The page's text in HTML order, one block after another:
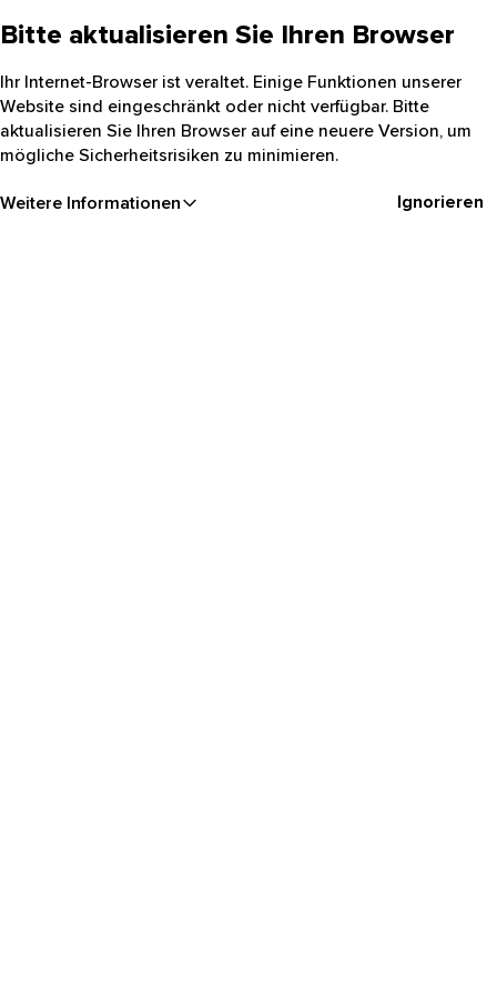
Bitte aktualisieren Sie Ihren Browser
Ihr Internet-Browser ist veraltet. Einige Funktionen unserer
Website sind eingeschränkt oder nicht verfügbar. Bitte
aktualisieren Sie Ihren Browser auf eine neuere Version, um
mögliche Sicherheitsrisiken zu minimieren.
Weitere Informationen Ignorieren